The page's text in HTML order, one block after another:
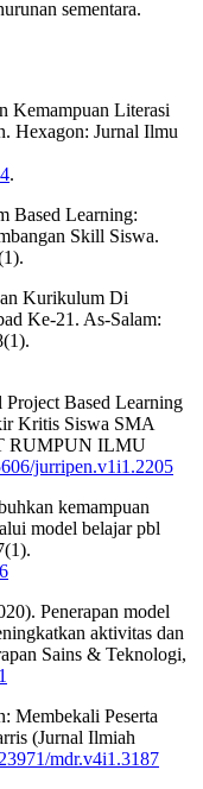
sementara.
Kemampuan Literasi
Hexagon: Jurnal Ilmu
.
Based Learning:
Skill Siswa.
Kurikulum Di
Ke-21. As-Salam:
Project Based Learning
Kritis Siswa SMA
RUMPUN ILMU
jurripen.v1i1.2205
kemampuan
model belajar pbl
Penerapan model
aktivitas dan
Sains & Teknologi,
Membekali Peserta
(Jurnal Ilmiah
mdr.v4i1.3187